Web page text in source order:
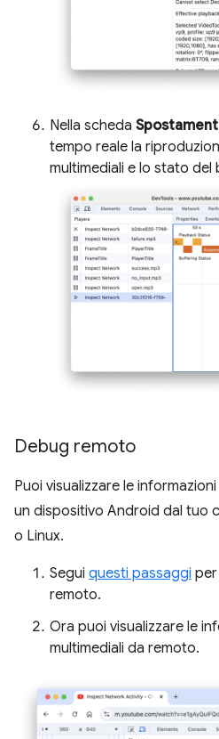
Nella scheda
tempo reale la
multimediali e lo stato del
Debug remoto
Puoi visualizzare le
un dispositivo Android dal tuo
o Linux.
Segui questi passaggi
remoto.
Ora puoi visualizzare le
multimediali da remoto.